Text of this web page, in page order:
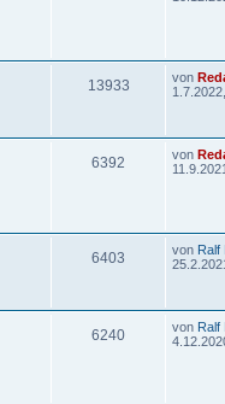
13933 von
6392 von
6403 von Ralf
6240 von Ralf